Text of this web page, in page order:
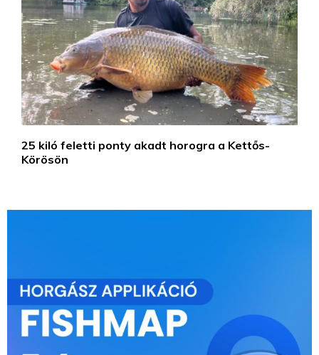
25 kiló feletti ponty akadt horogra a Kettős-
Körösön